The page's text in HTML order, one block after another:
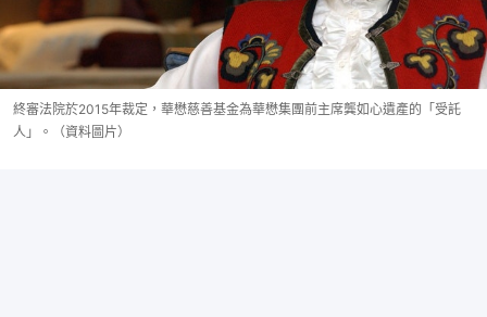
終審法院於2015年裁定，華懋慈善基金為華懋集團前主席龔如心遺產的「受託
人」。（資料圖片）